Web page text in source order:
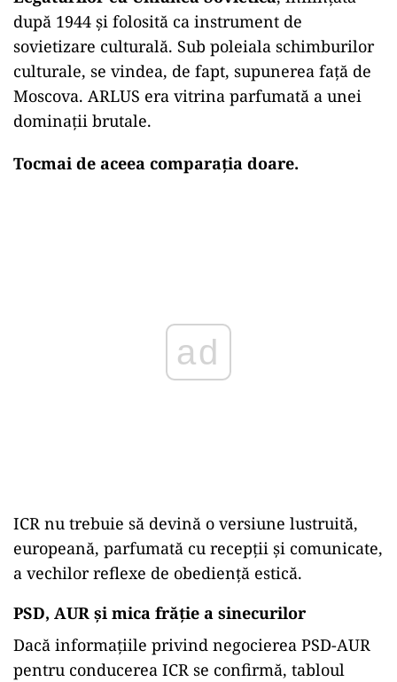
după 1944 și folosită ca instrument de
sovietizare culturală. Sub poleiala schimburilor
culturale, se vindea, de fapt, supunerea față de
Moscova. ARLUS era vitrina parfumată a unei
dominații brutale.
Tocmai de aceea comparația doare.
ad
ICR nu trebuie să devină o versiune lustruită,
europeană, parfumată cu recepții și comunicate,
a vechilor reflexe de obediență estică.
PSD, AUR și mica frăție a sinecurilor
Dacă informațiile privind negocierea PSD-AUR
pentru conducerea ICR se confirmă, tabloul